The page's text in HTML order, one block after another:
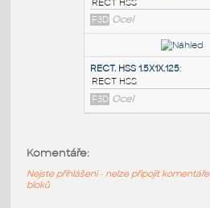
RECT. HSS 1.5X1X.100
RECT HSS
F3D Ocel
F3D Ocel
Komentáře:
Nejste přihlášeni - nelze připojit komentáře
bloků